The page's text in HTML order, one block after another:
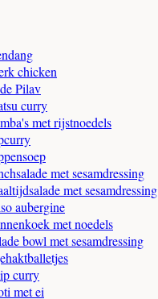
chicken
Pilav
curry
met rijstnoedels
met sesamdressing
met sesamdressing
aubergine
met noedels
bowl met sesamdressing
curry
met ei